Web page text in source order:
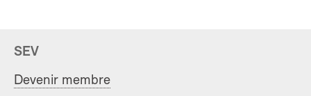
SEV
Devenir membre